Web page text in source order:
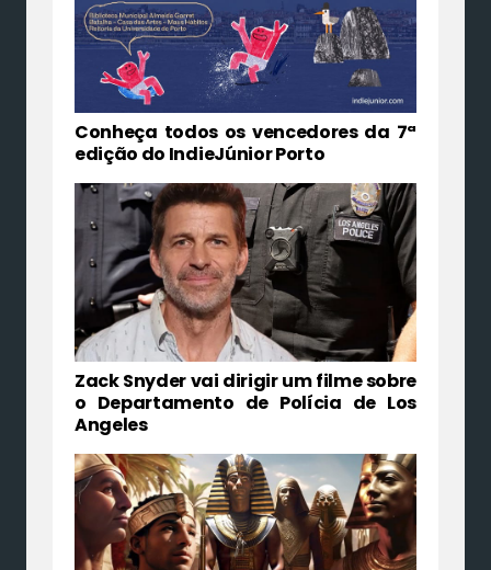
Conheça todos os vencedores da 7ª
edição do IndieJúnior Porto
Zack Snyder vai dirigir um filme sobre
o Departamento de Polícia de Los
Angeles